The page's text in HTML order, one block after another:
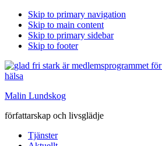
Skip to primary navigation
Skip to main content
Skip to primary sidebar
Skip to footer
Malin Lundskog
författarskap och livsglädje
Tjänster